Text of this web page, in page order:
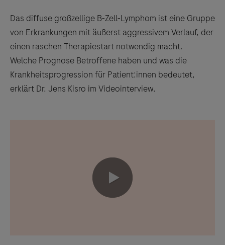
Das diffuse großzellige B-Zell-Lymphom ist eine Gruppe
von Erkrankungen mit äußerst aggressivem Verlauf, der
einen raschen Therapiestart notwendig macht.
Welche Prognose Betroffene haben und was die
Krankheitsprogression für Patient:innen bedeutet,
erklärt Dr. Jens Kisro im Videointerview.